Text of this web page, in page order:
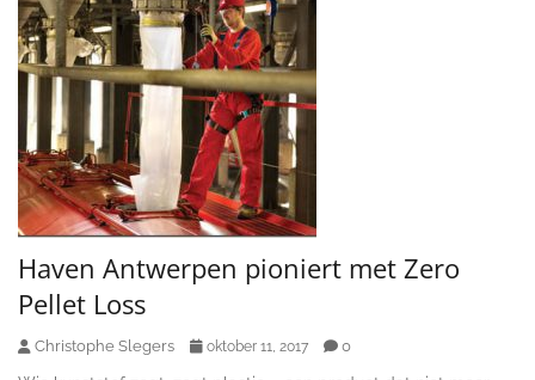
Haven Antwerpen pioniert met Zero
Pellet Loss
Christophe Slegers oktober 11, 2017 0